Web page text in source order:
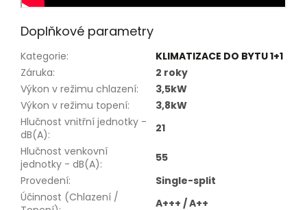
Doplňkové parametry
Kategorie:
KLIMATIZACE DO BYTU 1+1
Záruka:
2 roky
Výkon v režimu chlazení:
3,5kW
Výkon v režimu topení:
3,8kW
Hlučnost vnitřní jednotky -
dB(A):
21
Hlučnost venkovní
jednotky - dB(A):
55
Provedení:
Single-split
Účinnost (Chlazení /
A+++ / A++